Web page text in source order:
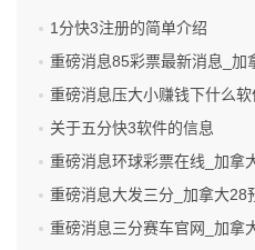
1分快3注册的简单介绍
重磅消息85彩票最新消息_加
重磅消息压大小赚钱下什么
关于五分快3软件的信息
重磅消息环球彩票在线_加拿
重磅消息大发三分_加拿大28
重磅消息三分赛车官网_加拿